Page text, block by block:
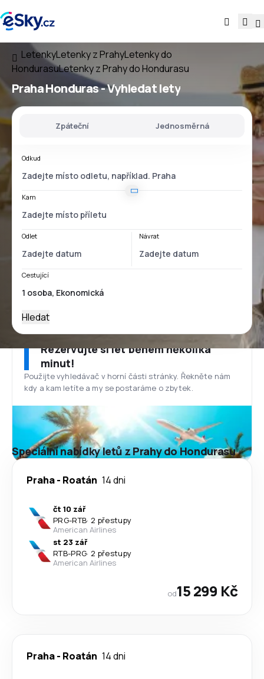
LetenkyLetenky z PrahyLetenky do
HondurasuLetenky z Prahy do Hondurasu
Praha Honduras- Vyhledat lety
Zpáteční Jednosměrná
Odkud
Kam
Odlet Návrat
Cestující
Hledat
Rezervujte si let během několika
minut!
Použijte vyhledávač v horní části stránky. Řekněte nám
kdy a kam letíte a my se postaráme o zbytek.
Speciální nabídky letů z Prahy do Hondurasu
Praha- Roatán 14 dni
čt 10 zář
PRG-RTB· 2 přestupy
American Airlines
st 23 zář
RTB-PRG· 2 přestupy
American Airlines
od15 299 Kč
Praha- Roatán 14 dni